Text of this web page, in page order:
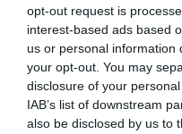
opt-out request is
interest-based ads based
us or personal information
your opt-out. You may
disclosure of your
IAB’s list of downstream
also be disclosed by us to
pozicija, a vi ste sasvim
Već neko vrijeme imate
Dugo priželjkujete promjenu,
sprovedete. To je u redu jer
vodi računa o detaljima i